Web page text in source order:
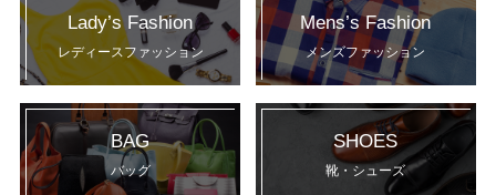
Lady’s Fashion
レディースファッション
Mens’s Fashion
メンズファッション
BAG
バッグ
SHOES
靴・シューズ